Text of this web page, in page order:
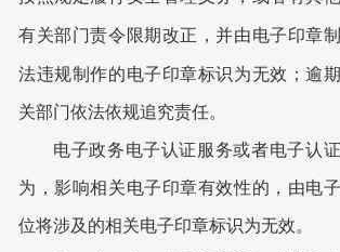
有关部门责令限期改正，并由电子印章
法违规制作的电子印章标识为无效；逾
关部门依法依规追究责任。
电子政务电子认证服务或者电子认
为，影响相关电子印章有效性的，由电
位将涉及的相关电子印章标识为无效。